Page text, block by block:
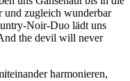
und zugleich wunderbar
Noir-Duo lädt uns
the devil will never
harmonieren,